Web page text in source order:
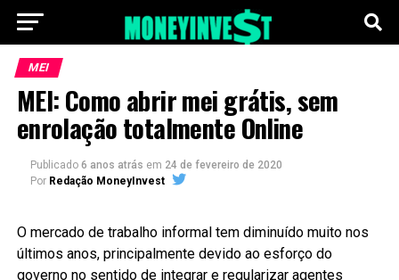
MEI
MEI: Como abrir mei grátis, sem
enrolação totalmente Online
Publicado 6 anos atrás em 24 de fevereiro de 2020
Por Redação MoneyInvest
O mercado de trabalho informal tem diminuído muito nos
últimos anos, principalmente devido ao esforço do
governo no sentido de integrar e regularizar agentes